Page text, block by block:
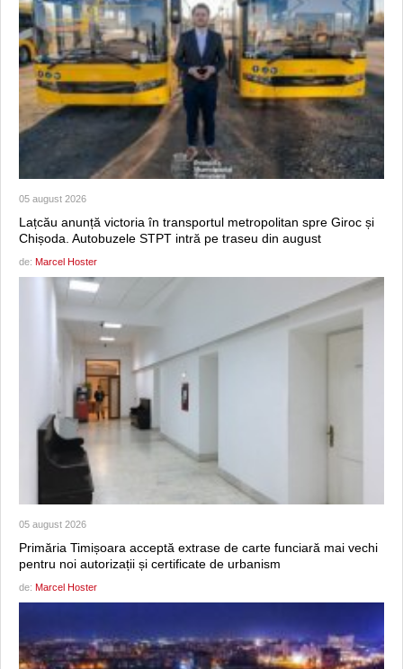
05 august 2026
Lațcău anunță victoria în transportul metropolitan spre Giroc și
Chișoda. Autobuzele STPT intră pe traseu din august
de: Marcel Hoster
05 august 2026
Primăria Timișoara acceptă extrase de carte funciară mai vechi
pentru noi autorizații și certificate de urbanism
de: Marcel Hoster